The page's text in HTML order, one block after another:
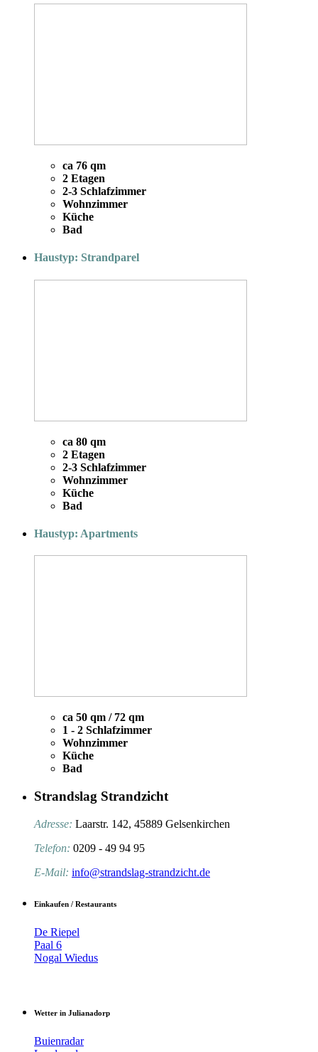
ca 76 qm
2 Etagen
2-3 Schlafzimmer
Wohnzimmer
Küche
Bad
Haustyp: Strandparel
ca 80 qm
2 Etagen
2-3 Schlafzimmer
Wohnzimmer
Küche
Bad
Haustyp: Apartments
ca 50 qm / 72 qm
1 - 2 Schlafzimmer
Wohnzimmer
Küche
Bad
Strandslag Strandzicht
Adresse: Laarstr. 142, 45889 Gelsenkirchen
Telefon: 0209 - 49 94 95
E-Mail: info@strandslag-strandzicht.de
Einkaufen / Restaurants
De Riepel
Paal 6
Nogal Wiedus
Wetter in Julianadorp
Buienradar